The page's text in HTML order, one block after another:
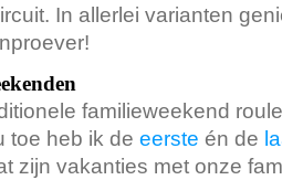
In allerlei varianten
familieweekend
toe heb ik de eerste én de
zijn vakanties met onze